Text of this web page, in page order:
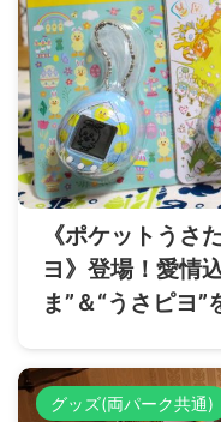
《ポケットうさ
ヨ》登場！愛情
ま”＆“うさピヨ”
グッズ(両パーク共通)